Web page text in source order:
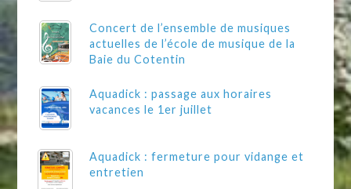
Concert de l’ensemble de musiques
actuelles de l’école de musique de la
Baie du Cotentin
Aquadick : passage aux horaires
vacances le 1er juillet
Aquadick : fermeture pour vidange et
entretien